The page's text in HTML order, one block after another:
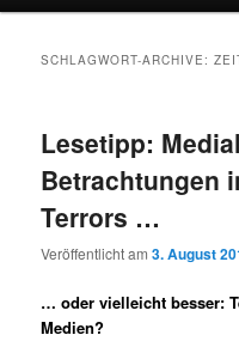
SCHLAGWORT-ARCHIVE:
Lesetipp:
Betrachtungen
Terrors …
Veröffentlicht am3. August
… oder vielleicht besser:
Medien?